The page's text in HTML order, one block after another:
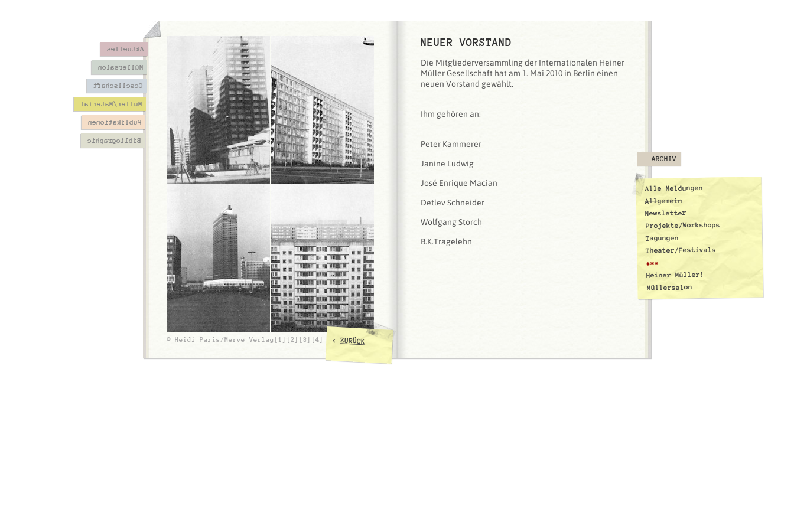
Aktuelles
Müllersalon
Gesellschaft
Müller/Material
Publikationen
Bibliographie
ARCHIV
Alle Meldungen
Allgemein
Newsletter
Projekte/Workshops
Tagungen
Theater/Festivals
***
Heiner Müller!
Müllersalon
NEUER VORSTAND
Die Mitgliederversammling der Internationalen Heiner
Müller Gesellschaft hat am 1. Mai 2010 in Berlin einen
neuen Vorstand gewählt.
Ihm gehören an:
Peter Kammerer
Janine Ludwig
José Enrique Macian
Detlev Schneider
Wolfgang Storch
B.K.Tragelehn
© Heidi Paris/Merve Verlag[1][2][3][4] <ZURÜCK